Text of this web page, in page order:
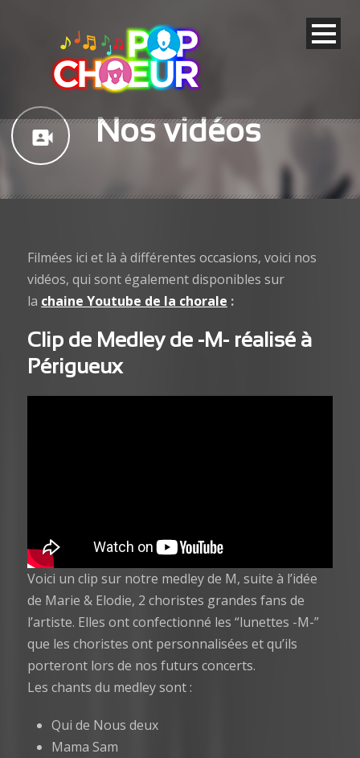
video_camera_front Nos vidéos
Filmées ici et là à différentes occasions, voici nos
vidéos, qui sont également disponibles sur
la chaine Youtube de la chorale :
Clip de Medley de -M- réalisé à
Périgueux
Voici un clip sur notre medley de M, suite à l’idée
de Marie & Elodie, 2 choristes grandes fans de
l’artiste. Elles ont confectionné les “lunettes -M-”
que les choristes ont personnalisées et qu’ils
porteront lors de nos futurs concerts.
Les chants du medley sont :
Qui de Nous deux
Mama Sam